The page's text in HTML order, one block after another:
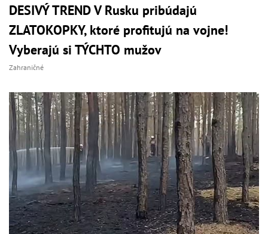
DESIVÝ TREND V Rusku pribúdajú
ZLATOKOPKY, ktoré profitujú na vojne!
Vyberajú si TÝCHTO mužov
Zahraničné